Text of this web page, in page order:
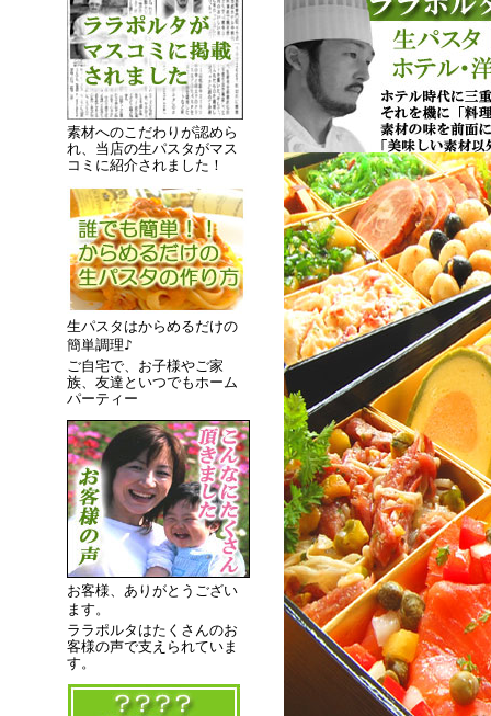
素材へのこだわりが認めら
れ、当店の生パスタがマス
コミに紹介されました！
生パスタはからめるだけの
簡単調理♪
ご自宅で、お子様やご家
族、友達といつでもホーム
パーティー
お客様、ありがとうござい
ます。
ララポルタはたくさんのお
客様の声で支えられていま
す。